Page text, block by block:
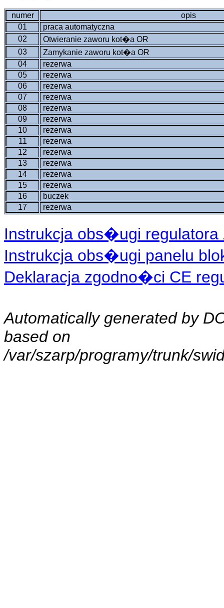
numer
opis
01
praca automatyczna
02
Otwieranie zaworu kot�a OR
03
Zamykanie zaworu kot�a OR
04
rezerwa
05
rezerwa
06
rezerwa
07
rezerwa
08
rezerwa
09
rezerwa
10
rezerwa
11
rezerwa
12
rezerwa
13
rezerwa
14
rezerwa
15
rezerwa
16
buczek
17
rezerwa
Instrukcja obs�ugi regulatora
Instrukcja obs�ugi panelu
Deklaracja zgodno�ci CE
Automatically generated by
based on
/var/szarp/programy/trunk/